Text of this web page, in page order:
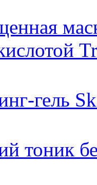
гель
тоник